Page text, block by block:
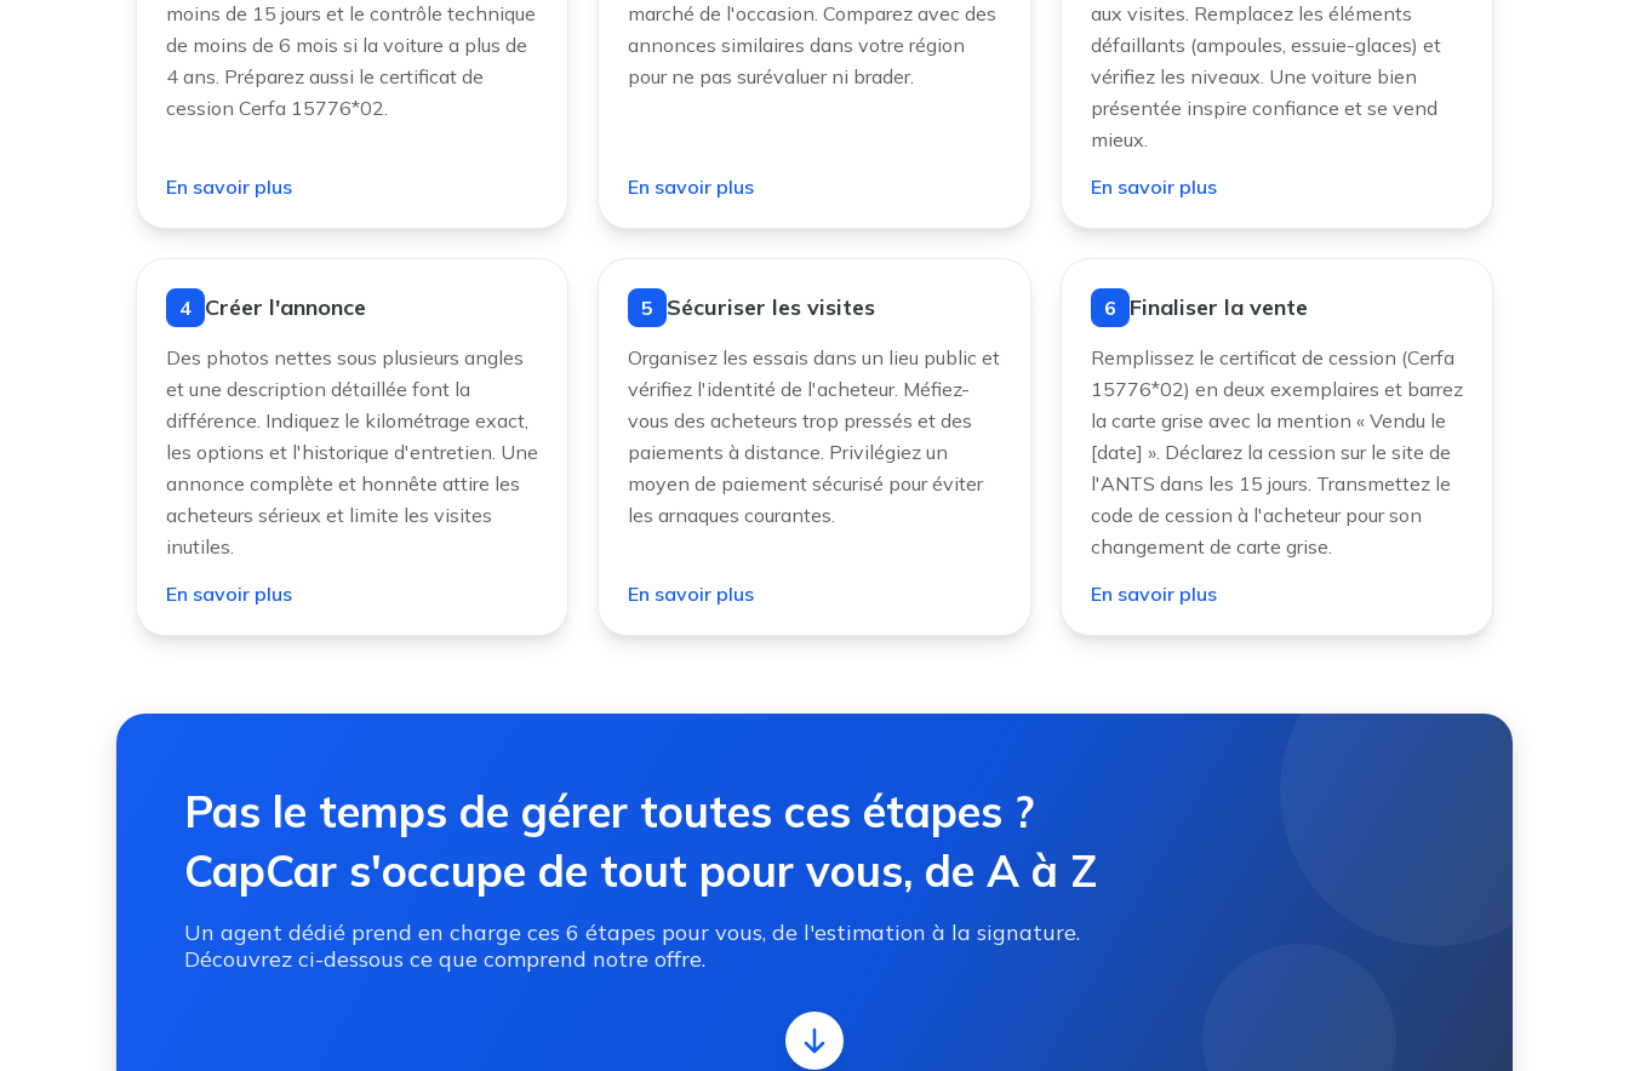
moins de 15 jours et le contrôle technique
de moins de 6 mois si la voiture a plus de
4 ans. Préparez aussi le certificat de
cession Cerfa 15776*02.
En savoir plus
marché de l'occasion. Comparez avec des
annonces similaires dans votre région
pour ne pas surévaluer ni brader.
En savoir plus
aux visites. Remplacez les éléments
défaillants (ampoules, essuie-glaces) et
vérifiez les niveaux. Une voiture bien
présentée inspire confiance et se vend
mieux.
En savoir plus
4 Créer l'annonce
Des photos nettes sous plusieurs angles
et une description détaillée font la
différence. Indiquez le kilométrage exact,
les options et l'historique d'entretien. Une
annonce complète et honnête attire les
acheteurs sérieux et limite les visites
inutiles.
En savoir plus
5 Sécuriser les visites
Organisez les essais dans un lieu public et
vérifiez l'identité de l'acheteur. Méfiez-
vous des acheteurs trop pressés et des
paiements à distance. Privilégiez un
moyen de paiement sécurisé pour éviter
les arnaques courantes.
En savoir plus
6 Finaliser la vente
Remplissez le certificat de cession (Cerfa
15776*02) en deux exemplaires et barrez
la carte grise avec la mention « Vendu le
[date] ». Déclarez la cession sur le site de
l'ANTS dans les 15 jours. Transmettez le
code de cession à l'acheteur pour son
changement de carte grise.
En savoir plus
Pas le temps de gérer toutes ces étapes ?
CapCar s'occupe de tout pour vous, de A à Z
Un agent dédié prend en charge ces 6 étapes pour vous, de l'estimation à la signature.
Découvrez ci-dessous ce que comprend notre offre.